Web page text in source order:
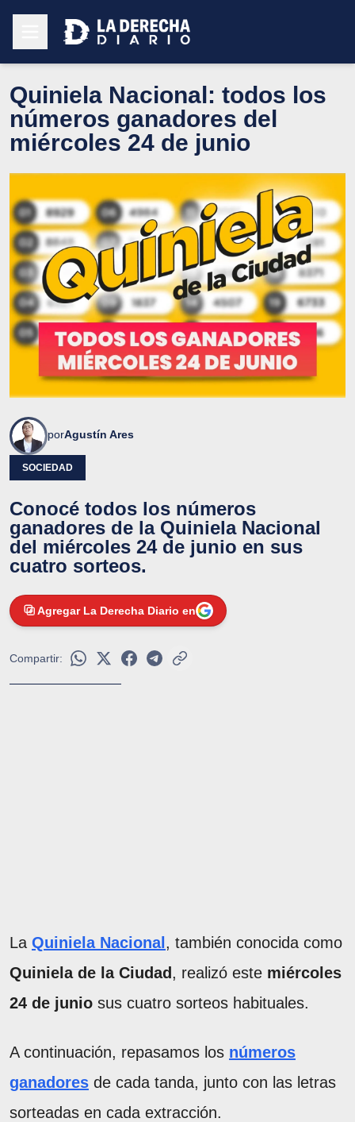
Quiniela Nacional: todos los
números ganadores del
miércoles 24 de junio
porAgustín Ares
SOCIEDAD
Conocé todos los números
ganadores de la Quiniela Nacional
del miércoles 24 de junio en sus
cuatro sorteos.
Agregar La Derecha Diario en
Compartir:
La Quiniela Nacional, también conocida como
Quiniela de la Ciudad, realizó este miércoles
24 de junio sus cuatro sorteos habituales.
A continuación, repasamos los números
ganadores de cada tanda, junto con las letras
sorteadas en cada extracción.